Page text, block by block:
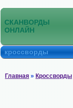
СКАНВОРДЫ
ОНЛАЙН
кроссворды
Главная » Кроссворды